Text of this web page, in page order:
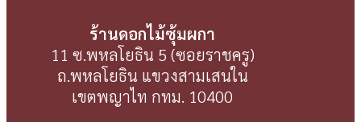
ร้านดอกไม้ซุ้มผกา
11 ซ.พหลโยธิน 5 (ซอยราชครู)
ถ.พหลโยธิน แขวงสามเสนใน
เขตพญาไท กทม. 10400